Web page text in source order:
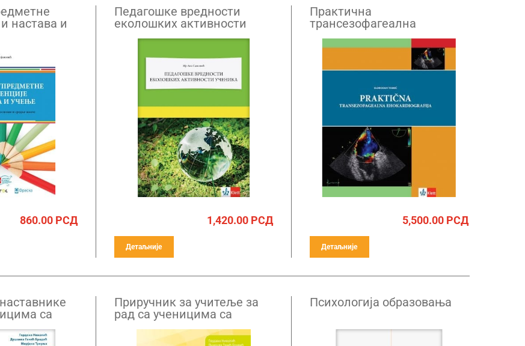
настава и
860.00РСД
Педагошке вредности
еколошких активности
ученика
1,420.00РСД
Детаљније
Практична
трансезофагеална
ехокардиографија
5,500.00РСД
Детаљније
са
од
разреда
Приручник за учитеље за
рад са ученицима са
сметњама у развоју од
првог до четвртог разреда
Психологија образовања